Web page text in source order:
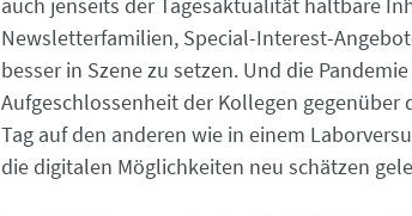
auch jenseits der Tagesaktualität haltbare
Newsletterfamilien, Special-Interest-
besser in Szene zu setzen. Und die
Aufgeschlossenheit der Kollegen
Tag auf den anderen wie in einem
die digitalen Möglichkeiten neu schätzen